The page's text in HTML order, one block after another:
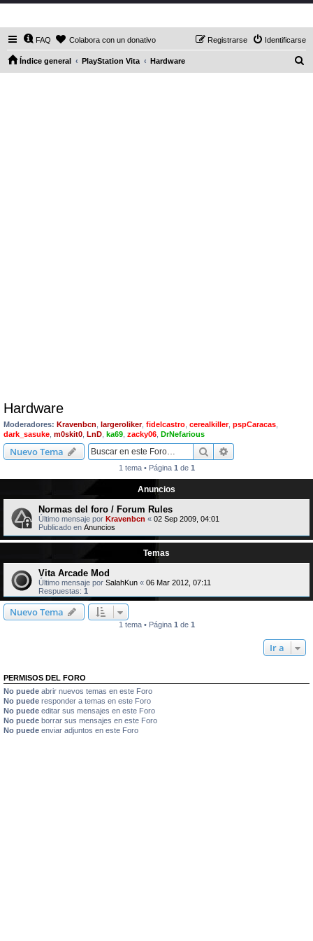
FAQ Colabora con un donativo Identificarse
Registrarse
Índice general PlayStation Vita Hardware
Hardware
Moderadores: Kravenbcn largeroliker, fidelcastro cerealkiller, pspCaracas
dark_sasuke m0skit0 LnD ka69 zacky06 DrNefarious
Nuevo Tema Buscar
1 tema • Página 1 de 1
Anuncios
Normas del foro / Forum Rules
Último mensaje por Kravenbcn « 02 Sep 2009, 04:01
Publicado en Anuncios
Temas
Vita Arcade Mod
Último mensaje por SalahKun « 06 Mar 2012, 07:11
Respuestas: 1
Nuevo Tema
1 tema • Página 1 de 1
Ir a
PERMISOS DEL FORO
No puede abrir nuevos temas en este Foro
No puede responder a temas en este Foro
No puede editar sus mensajes en este Foro
No puede borrar sus mensajes en este Foro
No puede enviar adjuntos en este Foro